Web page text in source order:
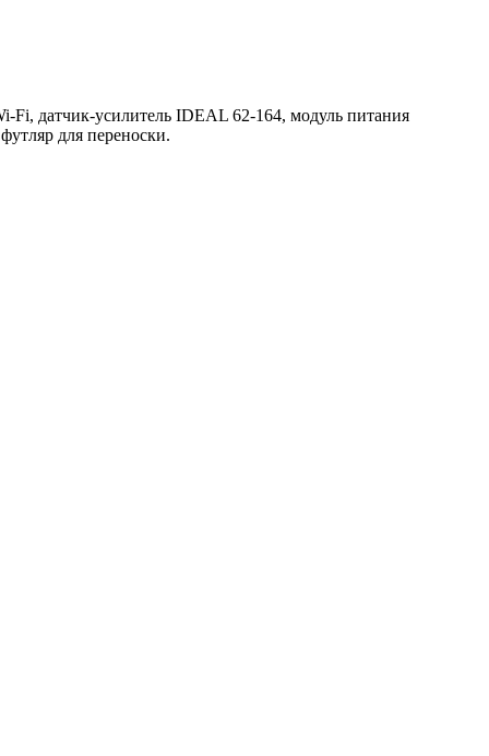
Fi, датчик-усилитель IDEAL 62-164, модуль питания
для переноски.